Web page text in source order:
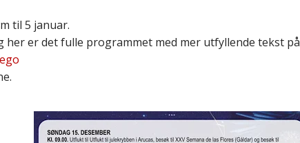
til 5 januar.
er det fulle programmet med mer utfyllende tekst på